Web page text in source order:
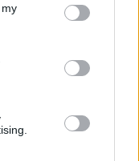
έπαθε τροφική
με τους
Instagram τις δύσκολες